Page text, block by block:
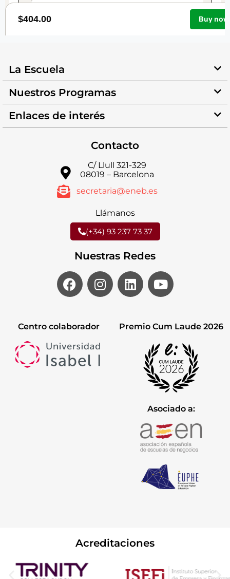
La Escuela
Nuestros Programas
Enlaces de interés
Contacto
C/ Llull 321-329
08019 – Barcelona
secretaria@eneb.es
Llámanos
(+34) 93 237 73 37
Nuestras Redes
Centro colaborador Premio Cum Laude 2026
Asociado a:
Acreditaciones